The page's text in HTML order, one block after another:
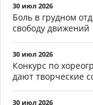
30 июл 2026
Боль в грудном
свободу движений
30 июл 2026
Конкурс по
дают творческие
30 июл 2026